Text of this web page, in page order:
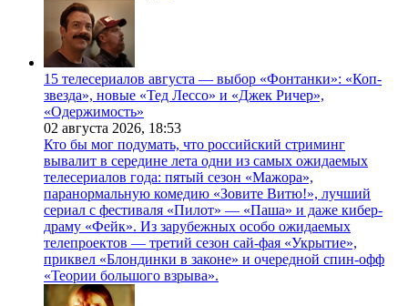
15 телесериалов августа — выбор «Фонтанки»: «Коп-
звезда», новые «Тед Лессо» и «Джек Ричер»,
«Одержимость»
02 августа 2026, 18:53
Кто бы мог подумать, что российский стриминг
вывалит в середине лета одни из самых ожидаемых
телесериалов года: пятый сезон «Мажора»,
паранормальную комедию «Зовите Витю!», лучший
сериал с фестиваля «Пилот» — «Паша» и даже кибер-
драму «Фейк». Из зарубежных особо ожидаемых
телепроектов — третий сезон сай-фая «Укрытие»,
приквел «Блондинки в законе» и очередной спин-офф
«Теории большого взрыва».